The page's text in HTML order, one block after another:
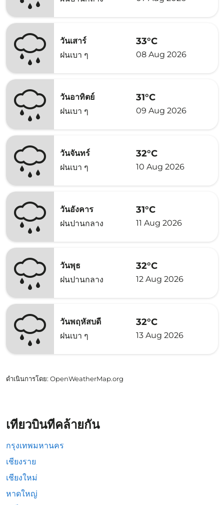
วันเสาร์
ฝนเบา ๆ
33°C
08 Aug 2026
วันอาทิตย์
ฝนเบา ๆ
31°C
09 Aug 2026
วันจันทร์
ฝนเบา ๆ
32°C
10 Aug 2026
วันอังคาร
ฝนปานกลาง
31°C
11 Aug 2026
วันพุธ
ฝนปานกลาง
32°C
12 Aug 2026
วันพฤหัสบดี
ฝนเบา ๆ
32°C
13 Aug 2026
ดำเนินการโดย: OpenWeatherMap.org
เที่ยวบินที่คล้ายกัน
กรุงเทพมหานคร
เชียงราย
เชียงใหม่
หาดใหญ่